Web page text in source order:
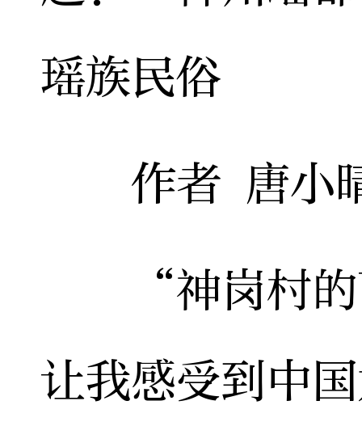
瑶族民俗
作者 唐小
“神岗村的
让我感受到中